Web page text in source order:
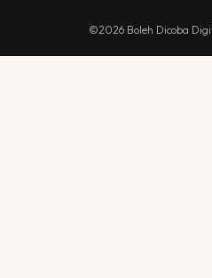
©2026 Boleh Dicoba